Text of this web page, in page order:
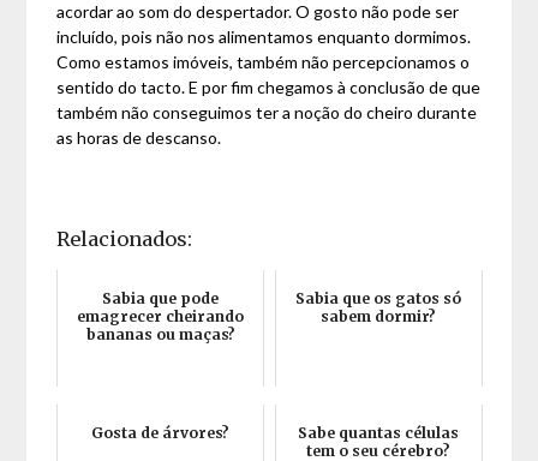
acordar ao som do despertador. O gosto não pode ser
incluído, pois não nos alimentamos enquanto dormimos.
Como estamos imóveis, também não percepcionamos o
sentido do tacto. E por fim chegamos à conclusão de que
também não conseguimos ter a noção do cheiro durante
as horas de descanso.
Relacionados:
Sabia que pode
emagrecer cheirando
bananas ou maças?
Sabia que os gatos só
sabem dormir?
Gosta de árvores?
Sabe quantas células
tem o seu cérebro?